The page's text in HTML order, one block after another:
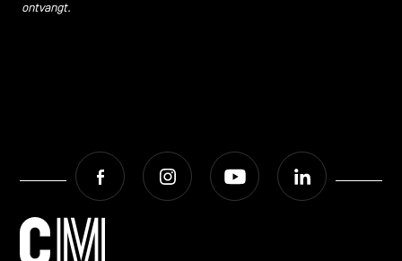
ontvangt.
Facebook Instagram Youtube